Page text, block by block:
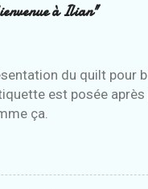
à Ilian"
du quilt pour
est posée
ça.